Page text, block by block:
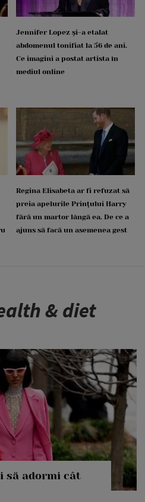
Jennifer Lopez și-a etalat
abdomenul tonifiat la 56 de ani.
Ce imagini a postat artista în
mediul online
Regina Elisabeta ar fi refuzat să
preia apelurile Prințului Harry
fără un martor lângă ea. De ce a
ajuns să facă un asemenea gest
& diet
să adormi cât